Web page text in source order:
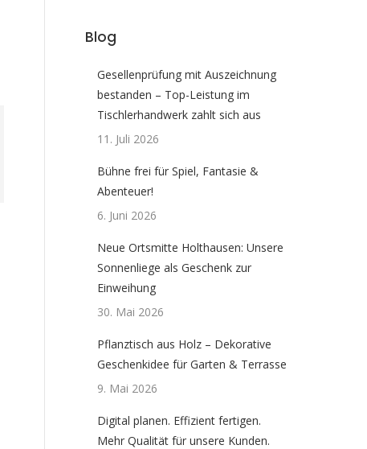
Blog
Gesellenprüfung mit Auszeichnung
bestanden – Top-Leistung im
Tischlerhandwerk zahlt sich aus
11. Juli 2026
Bühne frei für Spiel, Fantasie &
Abenteuer!
6. Juni 2026
Neue Ortsmitte Holthausen: Unsere
Sonnenliege als Geschenk zur
Einweihung
30. Mai 2026
Pflanztisch aus Holz – Dekorative
Geschenkidee für Garten & Terrasse
9. Mai 2026
Digital planen. Effizient fertigen.
Mehr Qualität für unsere Kunden.